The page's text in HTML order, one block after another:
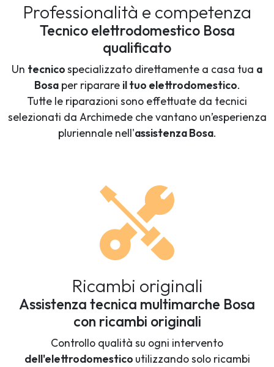
Professionalità e competenza
Tecnico elettrodomestico Bosa
qualificato
Un tecnicospecializzato direttamente a casa tua a
Bosaper riparare il tuo elettrodomestico.
Tutte le riparazioni sono effettuate da tecnici
selezionati da Archimede che vantano un’esperienza
pluriennale nell'assistenza Bosa.
Ricambi originali
Assistenza tecnica multimarche Bosa
con ricambi originali
Controllo qualità su ogni intervento
dell'elettrodomestico utilizzando solo ricambi